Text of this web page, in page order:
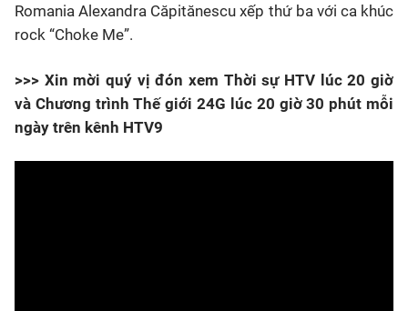
Romania Alexandra Căpitănescu xếp thứ ba với ca khúc
rock “Choke Me”.
>>> Xin mời quý vị đón xem Thời sự HTV lúc 20 giờ
và Chương trình Thế giới 24G lúc 20 giờ 30 phút mỗi
ngày trên kênh HTV9